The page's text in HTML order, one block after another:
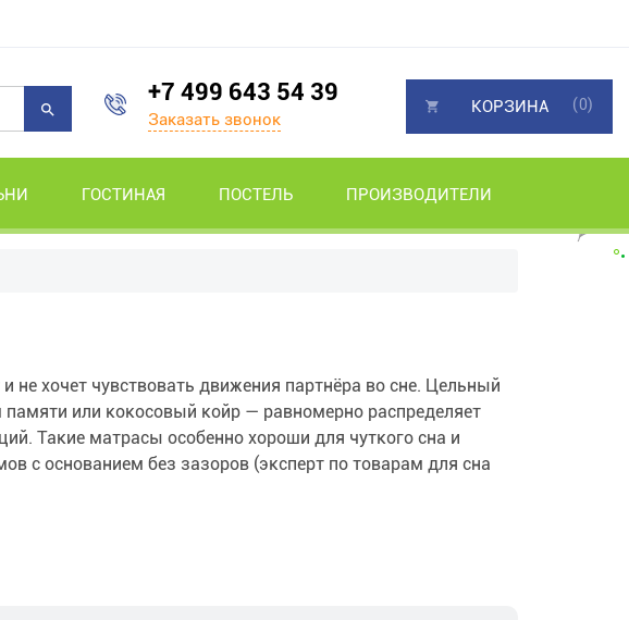
+7 499 643 54 39
Заказать звонок
ГОСТИНАЯ ПОСТЕЛЬ ПРОИЗВОДИТЕЛИ
КОРЗИНА (0)
хочет чувствовать движения партнёра во сне. Цельный
или кокосовый койр — равномерно распределяет
Такие матрасы особенно хороши для чуткого сна и
с основанием без зазоров (эксперт по товарам для сна